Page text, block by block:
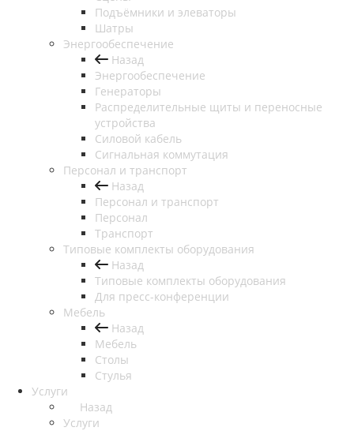
Подъёмники и элеваторы
Шатры
Энергообеспечение
Назад
Энергообеспечение
Генераторы
Распределительные щиты и переносные
устройства
Силовой кабель
Сигнальная коммутация
Персонал и транспорт
Назад
Персонал и транспорт
Персонал
Транспорт
Типовые комплекты оборудования
Назад
Типовые комплекты оборудования
Для пресс-конференции
Мебель
Назад
Мебель
Столы
Стулья
Услуги
Назад
Услуги